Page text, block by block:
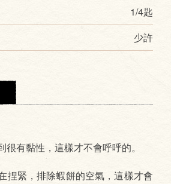
1/4匙
少許
有黏性，這樣才不會呼呼的。
捏緊，排除蝦餅的空氣，這樣才會